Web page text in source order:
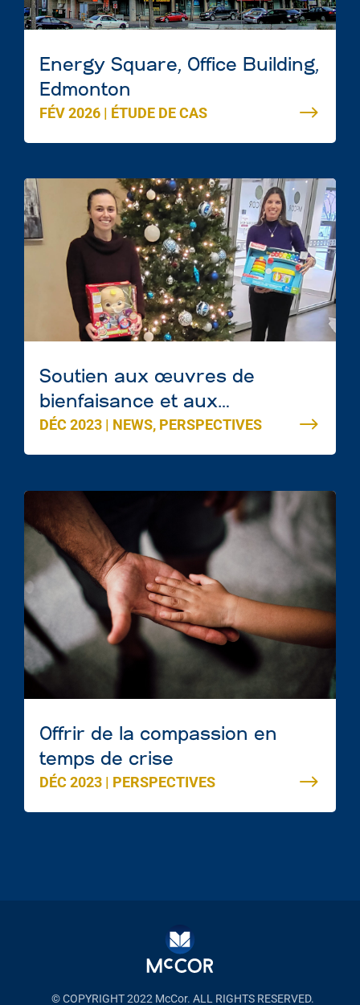
Energy Square, Office Building,
Edmonton
FÉV 2026 | ÉTUDE DE CAS
Soutien aux œuvres de
bienfaisance et aux
communautés d’Edmonton en
cette période des Fêtes
DÉC 2023 | NEWS, PERSPECTIVES
Offrir de la compassion en
temps de crise
DÉC 2023 | PERSPECTIVES
© COPYRIGHT 2022 McCor. ALL RIGHTS RESERVED.